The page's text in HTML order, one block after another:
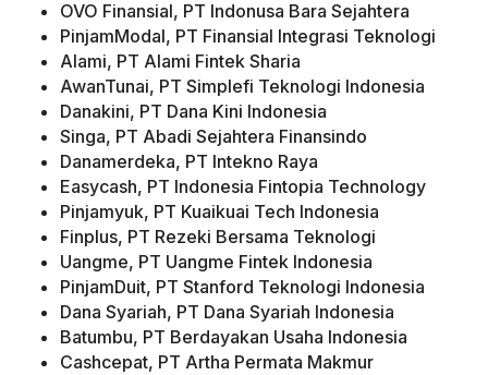
OVO Finansial, PT Indonusa Bara Sejahtera
PinjamModal, PT Finansial Integrasi Teknologi
Alami, PT Alami Fintek Sharia
AwanTunai, PT Simplefi Teknologi Indonesia
Danakini, PT Dana Kini Indonesia
Singa, PT Abadi Sejahtera Finansindo
Danamerdeka, PT Intekno Raya
Easycash, PT Indonesia Fintopia Technology
Pinjamyuk, PT Kuaikuai Tech Indonesia
Finplus, PT Rezeki Bersama Teknologi
Uangme, PT Uangme Fintek Indonesia
PinjamDuit, PT Stanford Teknologi Indonesia
Dana Syariah, PT Dana Syariah Indonesia
Batumbu, PT Berdayakan Usaha Indonesia
Cashcepat, PT Artha Permata Makmur